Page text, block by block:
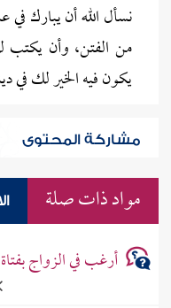
نسأل الله أن يبارك
من الفتن، وأن
يكون فيه الخير لك في
مشاركة المحتوى
مواد ذات صلة
أرغب في الزواج